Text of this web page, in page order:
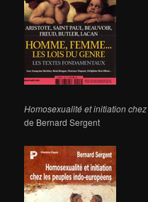
Homosexualité et initiation
de Bernard Sergent